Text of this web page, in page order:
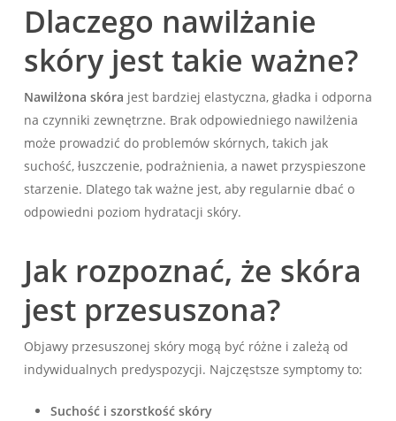
Dlaczego nawilżanie
skóry jest takie ważne?
Nawilżona skóra jest bardziej elastyczna, gładka i odporna
na czynniki zewnętrzne. Brak odpowiedniego nawilżenia
może prowadzić do problemów skórnych, takich jak
suchość, łuszczenie, podrażnienia, a nawet przyspieszone
starzenie. Dlatego tak ważne jest, aby regularnie dbać o
odpowiedni poziom hydratacji skóry.
Jak rozpoznać, że skóra
jest przesuszona?
Objawy przesuszonej skóry mogą być różne i zależą od
indywidualnych predyspozycji. Najczęstsze symptomy to:
Suchość i szorstkość skóry